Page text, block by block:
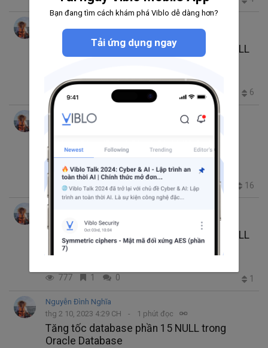
thg 3 19, 2023 3:31 CH
Tăng tốc database phần 15.2 Indexing NULL
Database index oracle
1.2K 0 6
Nguyễn Đình Nghĩa
thg 3 12, 2023 5:07 CH
chuyện Chuẩn hóa và Phi Chuẩn
YAGNY SQL nomalization denomalization
1.1K 6 3 +1 16
Nguyễn Đình Nghĩa
thg 2 19, 2023 2:07 CH
Tăng tốc database phần 15.1 Indexing NULL
trong Oracle
777 1 0 1
Nguyễn Đình Nghĩa
thg 2 10, 2023 4:29 CH
1 phút đọc
Tăng tốc database phần 15 NULL trong
Oracle Database
Bạn đang tìm cách khám phá Viblo dễ dàng hơn?
Tải ứng dụng ngay